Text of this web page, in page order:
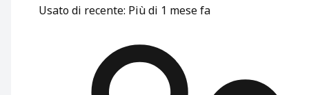
Usato di recente: Più di 1 mese fa